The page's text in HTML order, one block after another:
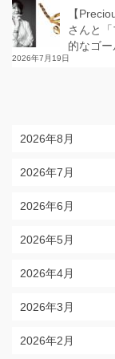
【
さんと
的なゴー
2026年7月19日
2026年8月
2026年7月
2026年6月
2026年5月
2026年4月
2026年3月
2026年2月